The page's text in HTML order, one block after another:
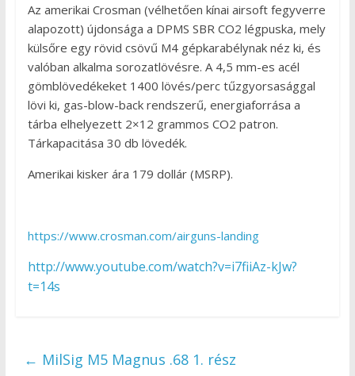
Az amerikai Crosman (vélhetően kínai airsoft fegyverre
alapozott) újdonsága a DPMS SBR CO2 légpuska, mely
külsőre egy rövid csövű M4 gépkarabélynak néz ki, és
valóban alkalma sorozatlövésre. A 4,5 mm-es acél
gömblövedékeket 1400 lövés/perc tűzgyorsasággal
lövi ki, gas-blow-back rendszerű, energiaforrása a
tárba elhelyezett 2×12 grammos CO2 patron.
Tárkapacitása 30 db lövedék.
Amerikai kisker ára 179 dollár (MSRP).
https://www.crosman.com/airguns-landing
http://www.youtube.com/watch?v=i7fiiAz-kJw?
t=14s
← MilSig M5 Magnus .68 1. rész